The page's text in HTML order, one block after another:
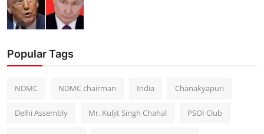
Popular Tags
NDMC NDMC chairman India Chanakyapuri
Delhi Assembly Mr. Kuljit Singh Chahal PSOI Club